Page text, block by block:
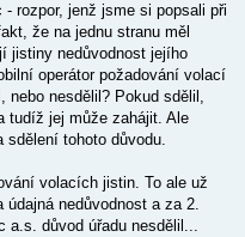
rozpor, jenž jsme si popsali při
že na jednu stranu měl
jistiny nedůvodnost jejího
operátor požadování volací
nebo nesdělil? Pokud sdělil,
tudíž jej může zahájit. Ale
sdělení tohoto důvodu.
volacích jistin. To ale už
nedůvodnost a za 2.
a.s. důvod úřadu nesdělil...